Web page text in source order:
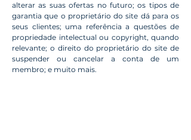
alterar as suas ofertas no futuro; os tipos de
garantia que o proprietário do site dá para os
seus clientes; uma referência a questões de
propriedade intelectual ou copyright, quando
relevante; o direito do proprietário do site de
suspender ou cancelar a conta de um
membro; e muito mais.